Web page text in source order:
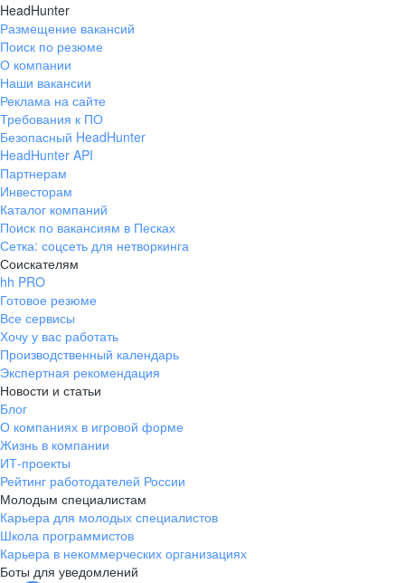
HeadHunter
Размещение вакансий
Поиск по резюме
О компании
Наши вакансии
Реклама на сайте
Требования к ПО
Безопасный HeadHunter
HeadHunter API
Партнерам
Инвесторам
Каталог компаний
Поиск по вакансиям в Песках
Сетка: соцсеть для нетворкинга
Соискателям
hh PRO
Готовое резюме
Все сервисы
Хочу у вас работать
Производственный календарь
Экспертная рекомендация
Новости и статьи
Блог
О компаниях в игровой форме
Жизнь в компании
ИТ-проекты
Рейтинг работодателей России
Молодым специалистам
Карьера для молодых специалистов
Школа программистов
Карьера в некоммерческих организациях
Боты для уведомлений